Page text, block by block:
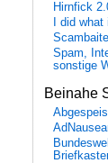
Hirnfick
I did
Spam,
sonstige
Beinahe